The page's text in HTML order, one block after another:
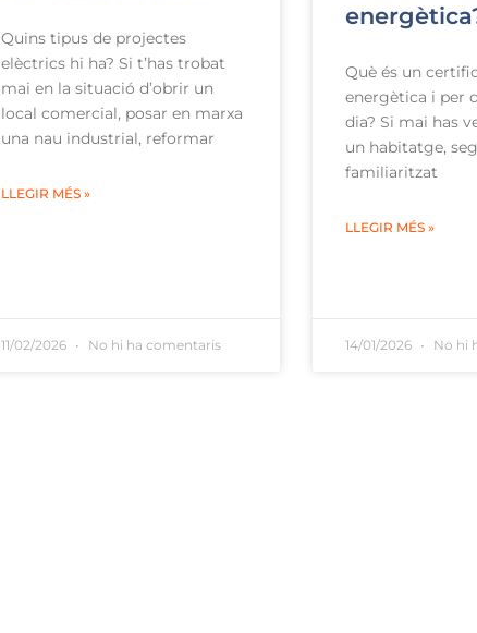
Quins tipus de projectes
elèctrics hi ha? Si t’has trobat
mai en la situació d’obrir un
local comercial, posar en marxa
una nau industrial, reformar
LLEGIR MÉS »
11/02/2026 No hi ha comentaris
Què és un
energètica i per
dia? Si mai has
un habitatge,
familiaritzat
LLEGIR MÉS »
14/01/2026 No hi